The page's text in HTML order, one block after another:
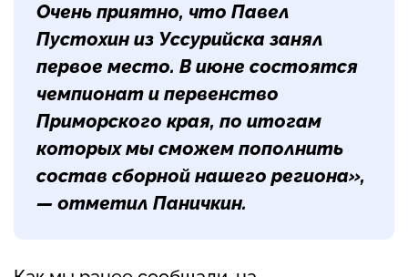
Очень приятно, что Павел
Пустохин из Уссурийска занял
первое место. В июне состоятся
чемпионат и первенство
Приморского края, по итогам
которых мы сможем пополнить
состав сборной нашего региона»,
— отметил Паничкин.